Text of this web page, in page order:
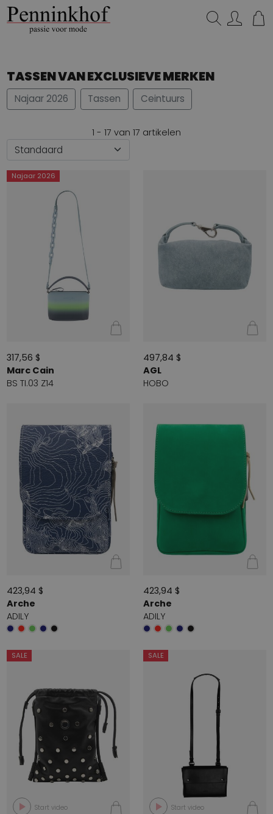
TASSEN VAN EXCLUSIEVE MERKEN
Najaar 2026 Tassen Ceintuurs
1 - 17 van 17 artikelen
Najaar 2026
317,56 $
Marc Cain
BS TI.03 Z14
497,84 $
AGL
HOBO
423,94 $
Arche
ADILY
423,94 $
Arche
ADILY
SALE
Start video
SALE
Start video